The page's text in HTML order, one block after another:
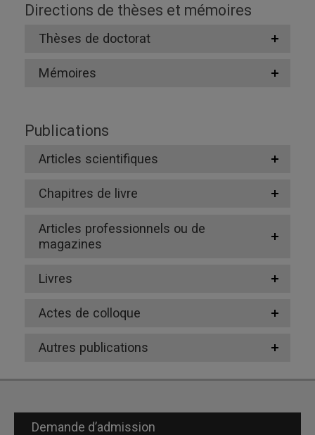
Directions de thèses et mémoires
Thèses de doctorat
Mémoires
Publications
Articles scientifiques
Chapitres de livre
Articles professionnels ou de
magazines
Livres
Actes de colloque
Autres publications
Demande d’admission